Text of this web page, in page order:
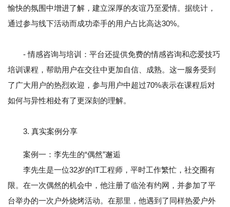
愉快的氛围中增进了解，建立深厚的友谊乃至爱情。据统计，
通过参与线下活动而成功牵手的用户占比高达30%。
- 情感咨询与培训：平台还提供免费的情感咨询和恋爱技巧
培训课程，帮助用户在交往中更加自信、成熟。这一服务受到
了广大用户的热烈欢迎，参与用户中超过70%表示在课程后对
如何与异性相处有了更深刻的理解。
3. 真实案例分享
案例一：李先生的“偶然”邂逅
李先生是一位32岁的IT工程师，平时工作繁忙，社交圈有
限。在一次偶然的机会中，他注册了临沧有约网，并参加了平
台举办的一次户外烧烤活动。在那里，他遇到了同样热爱户外